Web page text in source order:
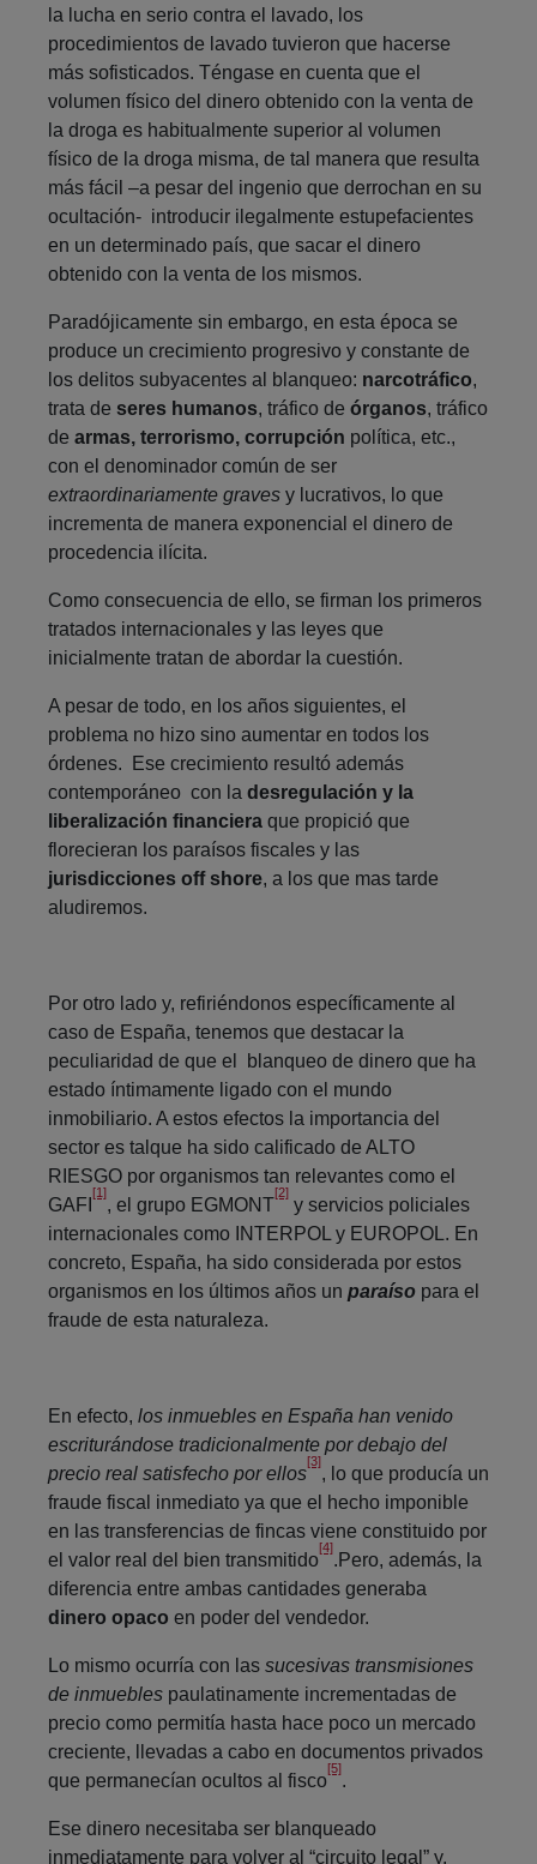
la lucha en serio contra el lavado, los
procedimientos de lavado tuvieron que hacerse
más sofisticados. Téngase en cuenta que el
volumen físico del dinero obtenido con la venta de
la droga es habitualmente superior al volumen
físico de la droga misma, de tal manera que resulta
más fácil –a pesar del ingenio que derrochan en su
ocultación- introducir ilegalmente estupefacientes
en un determinado país, que sacar el dinero
obtenido con la venta de los mismos.
Paradójicamente sin embargo, en esta época se
produce un crecimiento progresivo y constante de
los delitos subyacentes al blanqueo: narcotráfico,
trata de seres humanos, tráfico de órganos, tráfico
de armas, terrorismo, corrupción política, etc.,
con el denominador común de ser
extraordinariamente graves y lucrativos, lo que
incrementa de manera exponencial el dinero de
procedencia ilícita.
Como consecuencia de ello, se firman los primeros
tratados internacionales y las leyes que
inicialmente tratan de abordar la cuestión.
A pesar de todo, en los años siguientes, el
problema no hizo sino aumentar en todos los
órdenes. Ese crecimiento resultó además
contemporáneo con la desregulación y la
liberalización financiera que propició que
florecieran los paraísos fiscales y las
jurisdicciones off shore, a los que mas tarde
aludiremos.
Por otro lado y, refiriéndonos específicamente al
caso de España, tenemos que destacar la
peculiaridad de que el blanqueo de dinero que ha
estado íntimamente ligado con el mundo
inmobiliario. A estos efectos la importancia del
sector es talque ha sido calificado de ALTO
RIESGO por organismos tan relevantes como el
GAFI
[1]
, el grupo EGMONT
[2]
y servicios policiales
internacionales como INTERPOL y EUROPOL. En
concreto, España, ha sido considerada por estos
organismos en los últimos años un paraíso para el
fraude de esta naturaleza.
En efecto, los inmuebles en España han venido
escriturándose tradicionalmente por debajo del
precio real satisfecho por ellos
[3]
, lo que producía un
fraude fiscal inmediato ya que el hecho imponible
en las transferencias de fincas viene constituido por
el valor real del bien transmitido
[4]
.Pero, además, la
diferencia entre ambas cantidades generaba
dinero opaco en poder del vendedor.
Lo mismo ocurría con las sucesivas transmisiones
de inmuebles paulatinamente incrementadas de
precio como permitía hasta hace poco un mercado
creciente, llevadas a cabo en documentos privados
que permanecían ocultos al fisco
[5]
.
Ese dinero necesitaba ser blanqueado
inmediatamente para volver al “circuito legal” y,